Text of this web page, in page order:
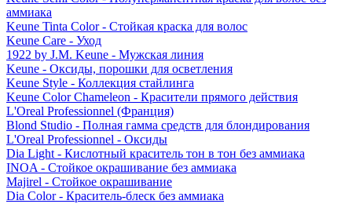
аммиака
Keune Tinta Color - Стойкая краска для волос
Keune Care - Уход
1922 by J.M. Keune - Мужская линия
Keune - Оксиды, порошки для осветления
Keune Style - Коллекция стайлинга
Keune Color Chameleon - Красители прямого действия
L'Oreal Professionnel (Франция)
Blond Studio - Полная гамма средств для блондирования
L'Oreal Professionnel - Оксиды
Dia Light - Кислотный краситель тон в тон без аммиака
INOA - Стойкое окрашивание без аммиака
Majirel - Стойкое окрашивание
Dia Color - Краситель-блеск без аммиака